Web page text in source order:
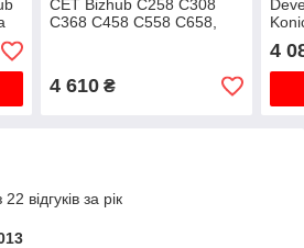
CET Bizhub C258 C308
C368 C458 C558 C658,
4 610₴
4
відгуків за рік